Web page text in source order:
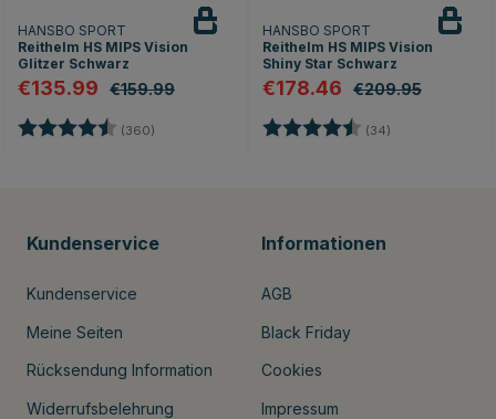
HANSBO SPORT
Reithelm HS MIPS Vision
Glitzer Schwarz
€135.99 €159.99
Bewertung: (360) 4.7 von 5 Sternen
HANSBO SPORT
Reithelm HS MIPS Vision
Shiny Star Schwarz
€178.46 €209.95
Bewertung: (34)
Kundenservice
Kundenservice
Meine Seiten
Rücksendung Information
Widerrufsbelehrung
Informationen
AGB
Black Friday
Cookies
Impressum